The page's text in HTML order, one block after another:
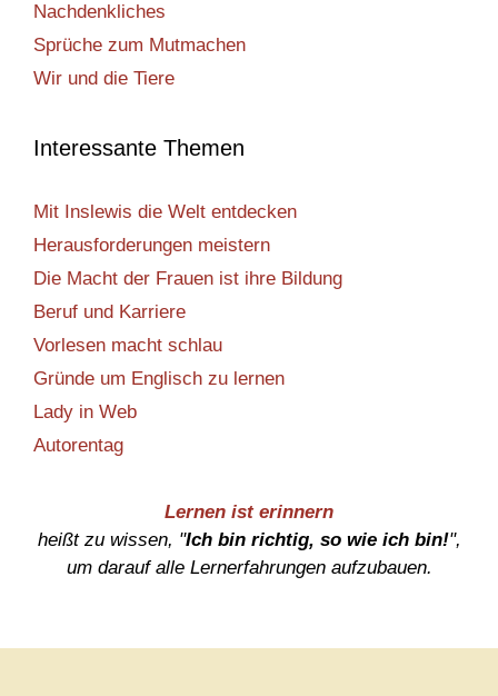
Nachdenkliches
Sprüche zum Mutmachen
Wir und die Tiere
Interessante Themen
Mit Inslewis die Welt entdecken
Herausforderungen meistern
Die Macht der Frauen ist ihre Bildung
Beruf und Karriere
Vorlesen macht schlau
Gründe um Englisch zu lernen
Lady in Web
Autorentag
Lernen ist erinnern
heißt zu wissen, "Ich bin richtig, so wie ich bin!",
um darauf alle Lernerfahrungen aufzubauen.